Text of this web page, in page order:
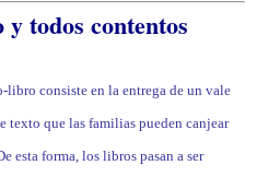
todos contentos
consiste en la entrega de un vale
texto que las familias pueden canjear
esta forma, los libros pasan a ser